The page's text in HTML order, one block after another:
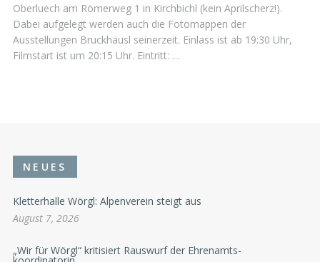
Oberluech am Römerweg 1 in Kirchbichl (kein Aprilscherz!).
Dabei aufgelegt werden auch die Fotomappen der
Ausstellungen Bruckhäusl seinerzeit. Einlass ist ab 19:30 Uhr,
Filmstart ist um 20:15 Uhr. Eintritt: …
NEUES
Kletterhalle Wörgl: Alpenverein steigt aus
August 7, 2026
„Wir für Wörgl“ kritisiert Rauswurf der Ehrenamts-